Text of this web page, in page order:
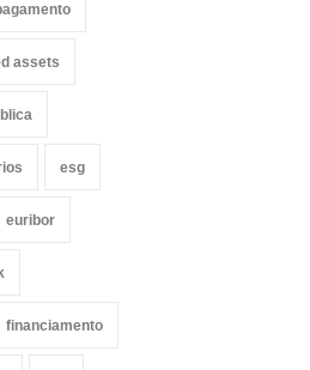
assets
esg
euribor
financiamento